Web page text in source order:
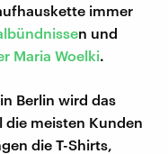
immer
n und
Maria Woelki.
Berlin wird das
meisten Kunden
die T-Shirts,